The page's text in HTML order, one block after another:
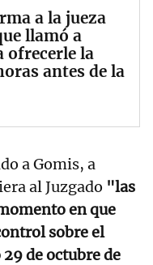
a la jueza
llamó a
ofrecerle la
antes de la
a Gomis, a
al Juzgado "las
en que
sobre el
de octubre de